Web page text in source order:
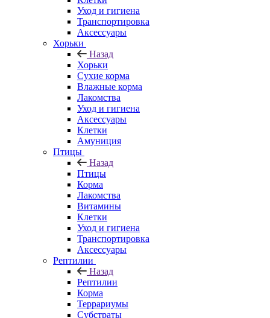
Уход и гигиена
Транспортировка
Аксессуары
Хорьки
Назад
Хорьки
Сухие корма
Влажные корма
Лакомства
Уход и гигиена
Аксессуары
Клетки
Амуниция
Птицы
Назад
Птицы
Корма
Лакомства
Витамины
Клетки
Уход и гигиена
Транспортировка
Аксессуары
Рептилии
Назад
Рептилии
Корма
Террариумы
Субстраты